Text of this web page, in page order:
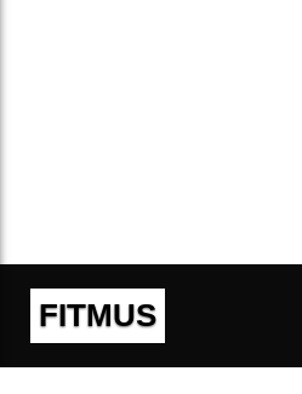
FITMUS